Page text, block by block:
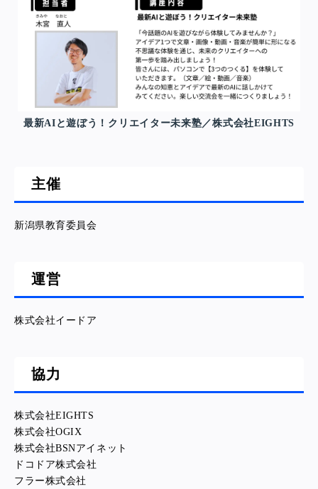
最新AIと遊ぼう！クリエイター未来塾／株式会社EIGHTS
主催
新潟県教育委員会
運営
株式会社イードア
協力
株式会社EIGHTS
株式会社OGIX
株式会社BSNアイネット
ドコドア株式会社
フラー株式会社